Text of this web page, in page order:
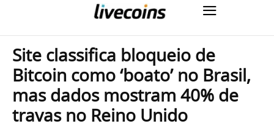
Site classifica bloqueio de
Bitcoin como ‘boato’ no Brasil,
mas dados mostram 40% de
travas no Reino Unido